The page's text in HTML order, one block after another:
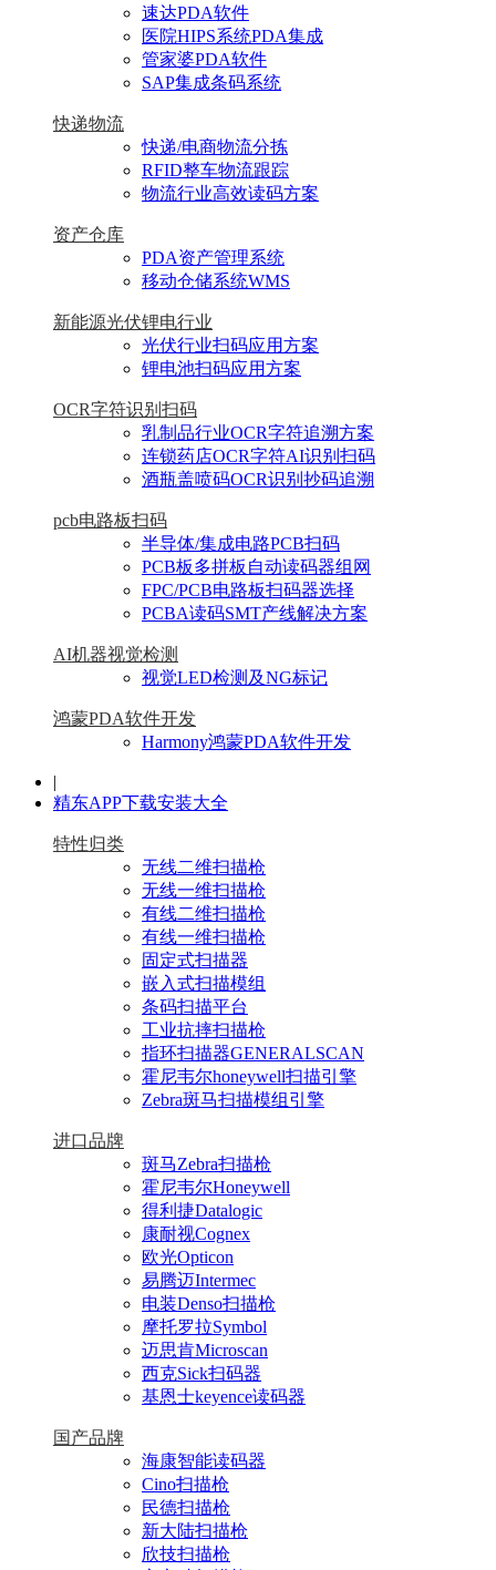
速达PDA软件
医院HIPS系统PDA集成
管家婆PDA软件
SAP集成条码系统
快递物流
快递/电商物流分拣
RFID整车物流跟踪
物流行业高效读码方案
资产仓库
PDA资产管理系统
移动仓储系统WMS
新能源光伏锂电行业
光伏行业扫码应用方案
锂电池扫码应用方案
OCR字符识别扫码
乳制品行业OCR字符追溯方案
连锁药店OCR字符AI识别扫码
酒瓶盖喷码OCR识别抄码追溯
pcb电路板扫码
半导体/集成电路PCB扫码
PCB板多拼板自动读码器组网
FPC/PCB电路板扫码器选择
PCBA读码SMT产线解决方案
AI机器视觉检测
视觉LED检测及NG标记
鸿蒙PDA软件开发
Harmony鸿蒙PDA软件开发
|
精东APP下载安装大全
特性归类
无线二维扫描枪
无线一维扫描枪
有线二维扫描枪
有线一维扫描枪
固定式扫描器
嵌入式扫描模组
条码扫描平台
工业抗摔扫描枪
指环扫描器GENERALSCAN
霍尼韦尔honeywell扫描引擎
Zebra斑马扫描模组引擎
进口品牌
斑马Zebra扫描枪
霍尼韦尔Honeywell
得利捷Datalogic
康耐视Cognex
欧光Opticon
易腾迈Intermec
电装Denso扫描枪
摩托罗拉Symbol
迈思肯Microscan
西克Sick扫码器
基恩士keyence读码器
国产品牌
海康智能读码器
Cino扫描枪
民德扫描枪
新大陆扫描枪
欣技扫描枪